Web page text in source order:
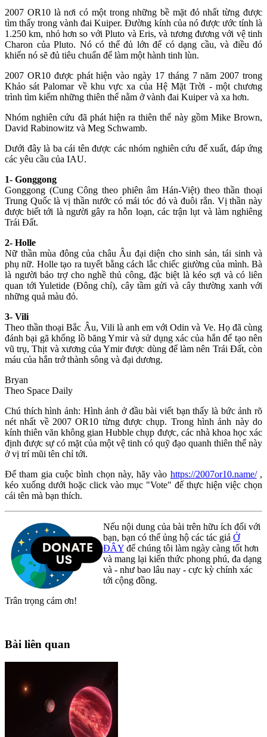
2007 OR10 là nơi có một trong những bề mặt đỏ nhất từng được
tìm thấy trong vành đai Kuiper. Đường kính của nó được ước tính là
1.250 km, nhỏ hơn so với Pluto và Eris, và tương đương với vệ tinh
Charon của Pluto. Nó có thể đủ lớn để có dạng cầu, và điều đó
khiến nó sẽ đủ tiêu chuẩn để làm một hành tinh lùn.
2007 OR10 được phát hiện vào ngày 17 tháng 7 năm 2007 trong
Khảo sát Palomar về khu vực xa của Hệ Mặt Trời - một chương
trình tìm kiếm những thiên thể nằm ở vành đai Kuiper và xa hơn.
Nhóm nghiên cứu đã phát hiện ra thiên thể này gồm Mike Brown,
David Rabinowitz và Meg Schwamb.
Dưới đây là ba cái tên được các nhóm nghiên cứu để xuất, đáp ứng
các yêu cầu của IAU.
1- Gonggong
Gonggong (Cung Công theo phiên âm Hán-Việt) theo thần thoại
Trung Quốc là vị thần nước có mái tóc đỏ và đuôi rắn. Vị thần này
được biết tới là người gây ra hỗn loạn, các trận lụt và làm nghiêng
Trái Đất.
2- Holle
Nữ thần mùa đông của châu Âu đại diện cho sinh sản, tái sinh và
phụ nữ. Holle tạo ra tuyết bằng cách lắc chiếc giường của mình. Bà
là người bảo trợ cho nghề thủ công, đặc biệt là kéo sợi và có liên
quan tới Yuletide (Đông chí), cây tầm gửi và cây thường xanh với
những quả màu đỏ.
3- Vili
Theo thần thoại Bắc Âu, Vili là anh em với Odin và Ve. Họ đã cùng
đánh bại gã khổng lồ băng Ymir và sử dụng xác của hắn để tạo nên
vũ trụ, Thịt và xương của Ymir được dùng để làm nên Trái Đất, còn
máu của hắn trở thành sông và đại dương.
Bryan
Theo Space Daily
Chú thích hình ảnh: Hình ảnh ở đầu bài viết bạn thấy là bức ảnh rõ
nét nhất về 2007 OR10 từng được chụp. Trong hình ảnh này do
kính thiên văn không gian Hubble chụp được, các nhà khoa học xác
định được sự có mặt của một vệ tinh có quỹ đạo quanh thiên thể này
ở vị trí mũi tên chỉ tới.
Để tham gia cuộc bình chọn này, hãy vào https://2007or10.name/,
kéo xuống dưới hoặc click vào mục "Vote" để thực hiện việc chọn
cái tên mà bạn thích.
Nếu nội dung của bài trên hữu ích đối với
bạn, bạn có thể ủng hộ các tác giả Ở
ĐÂY để chúng tôi làm ngày càng tốt hơn
và mang lại kiến thức phong phú, đa dạng
và - như bao lâu nay - cực kỳ chính xác
tới cộng đồng.
Trân trọng cám ơn!
Bài liên quan